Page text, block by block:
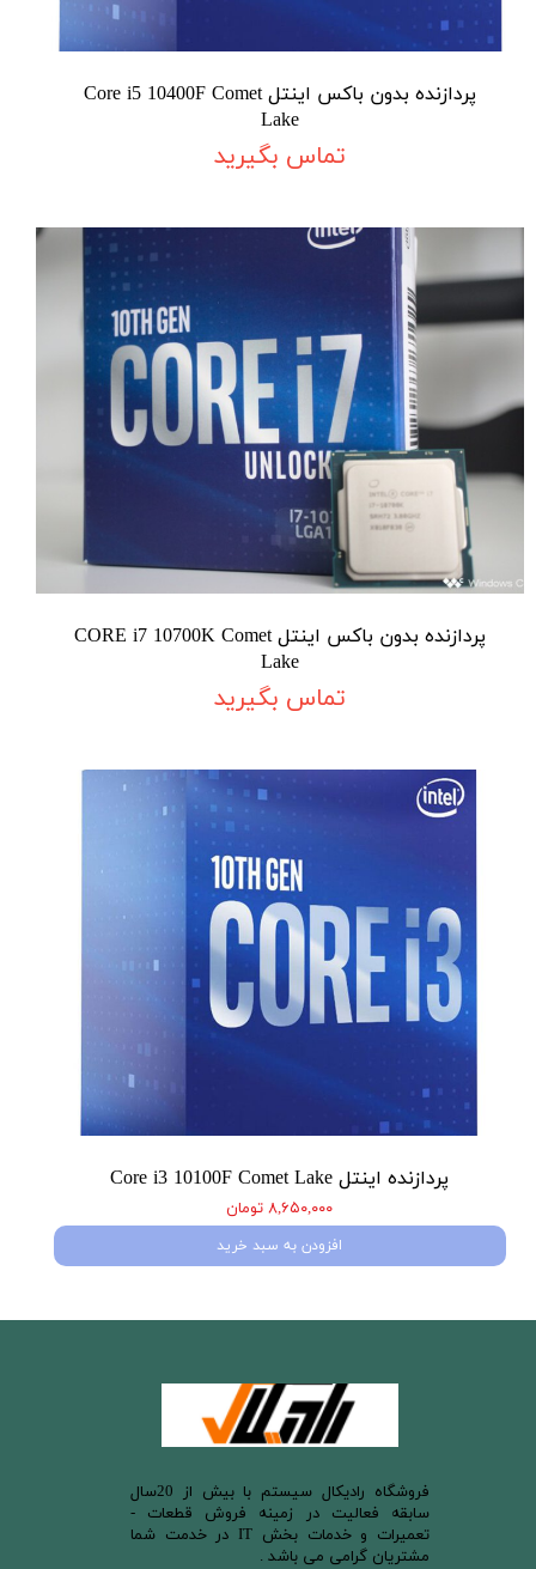
پردازنده بدون باکس اینتل Core i5 10400F Comet
Lake
تماس بگیرید
پردازنده بدون باکس اینتل CORE i7 10700K Comet
Lake
تماس بگیرید
پردازنده اینتل Core i3 10100F Comet Lake
۸,۶۵۰,۰۰۰ تومان
افزودن به سبد خرید
​فروشگاه رادیکال سیستم با بیش از 20سال
سابقه فعالیت در زمینه فروش قطعات -
تعمیرات و خدمات بخش IT در خدمت شما
مشتریان گرامی می باشد .